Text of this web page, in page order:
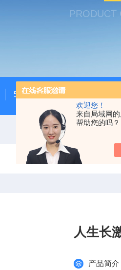
欢迎您！
来自局域网
帮助您的吗？
PRODUCT
500次MTS细胞增殖与细胞毒性
当
人生长
产品简介